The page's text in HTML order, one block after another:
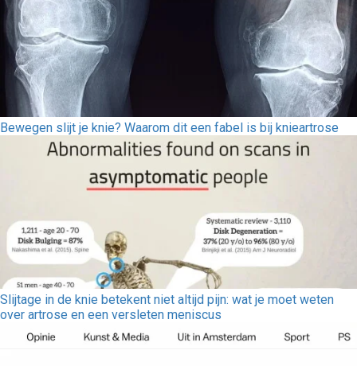
Bewegen slijt je knie? Waarom dit een fabel is bij knieartrose
Slijtage in de knie betekent niet altijd pijn: wat je moet weten
over artrose en een versleten meniscus